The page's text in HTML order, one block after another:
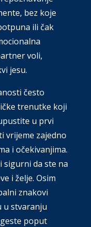
bez koje
ili čak
voli,
jesu.
često
trenutke koji
u prvi
vrijeme zajedno
i očekivanjima.
sigurni da ste na
i želje. Osim
znakovi
u stvaranju
poput